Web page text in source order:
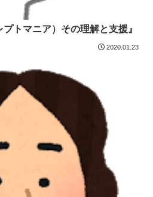
トマニア）その理解と支援』
2020.01.23